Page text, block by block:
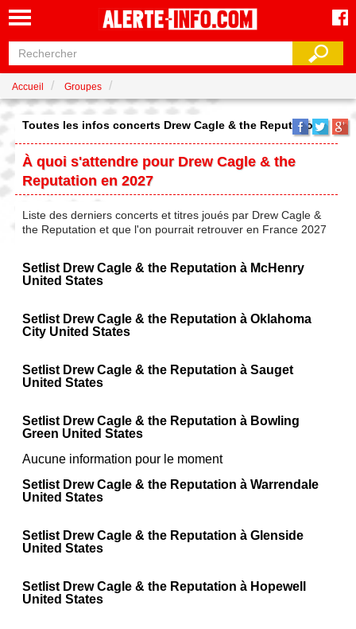
Accueil Groupes
Toutes les infos concerts Drew Cagle & the Reputation
À quoi s'attendre pour Drew Cagle & the
Reputation en 2027
Liste des derniers concerts et titres joués par Drew Cagle &
the Reputation et que l'on pourrait retrouver en France 2027
Setlist Drew Cagle & the Reputation à McHenry
United States
Setlist Drew Cagle & the Reputation à Oklahoma
City United States
Setlist Drew Cagle & the Reputation à Sauget
United States
Setlist Drew Cagle & the Reputation à Bowling
Green United States
Aucune information pour le moment
Setlist Drew Cagle & the Reputation à Warrendale
United States
Setlist Drew Cagle & the Reputation à Glenside
United States
Setlist Drew Cagle & the Reputation à Hopewell
United States